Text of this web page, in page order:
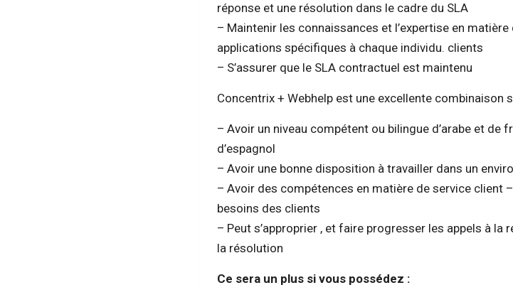
réponse et une résolution dans le cadre du SLA
– Maintenir les connaissances et l’expertise en
applications spécifiques à chaque individu. clients
– S’assurer que le SLA contractuel est maintenu
Concentrix + Webhelp est une excellente combinaison
– Avoir un niveau compétent ou bilingue d’arabe et de
d’espagnol
– Avoir une bonne disposition à travailler dans un
– Avoir des compétences en matière de service client
besoins des clients
– Peut s’approprier , et faire progresser les appels à la
la résolution
Ce sera un plus si vous possédez :